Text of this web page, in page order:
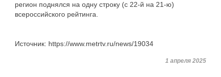
регион поднялся на одну строку (с 22-й на 21-ю)
всероссийского рейтинга.
Источник: https://www.metrtv.ru/news/19034
1 апреля 2025